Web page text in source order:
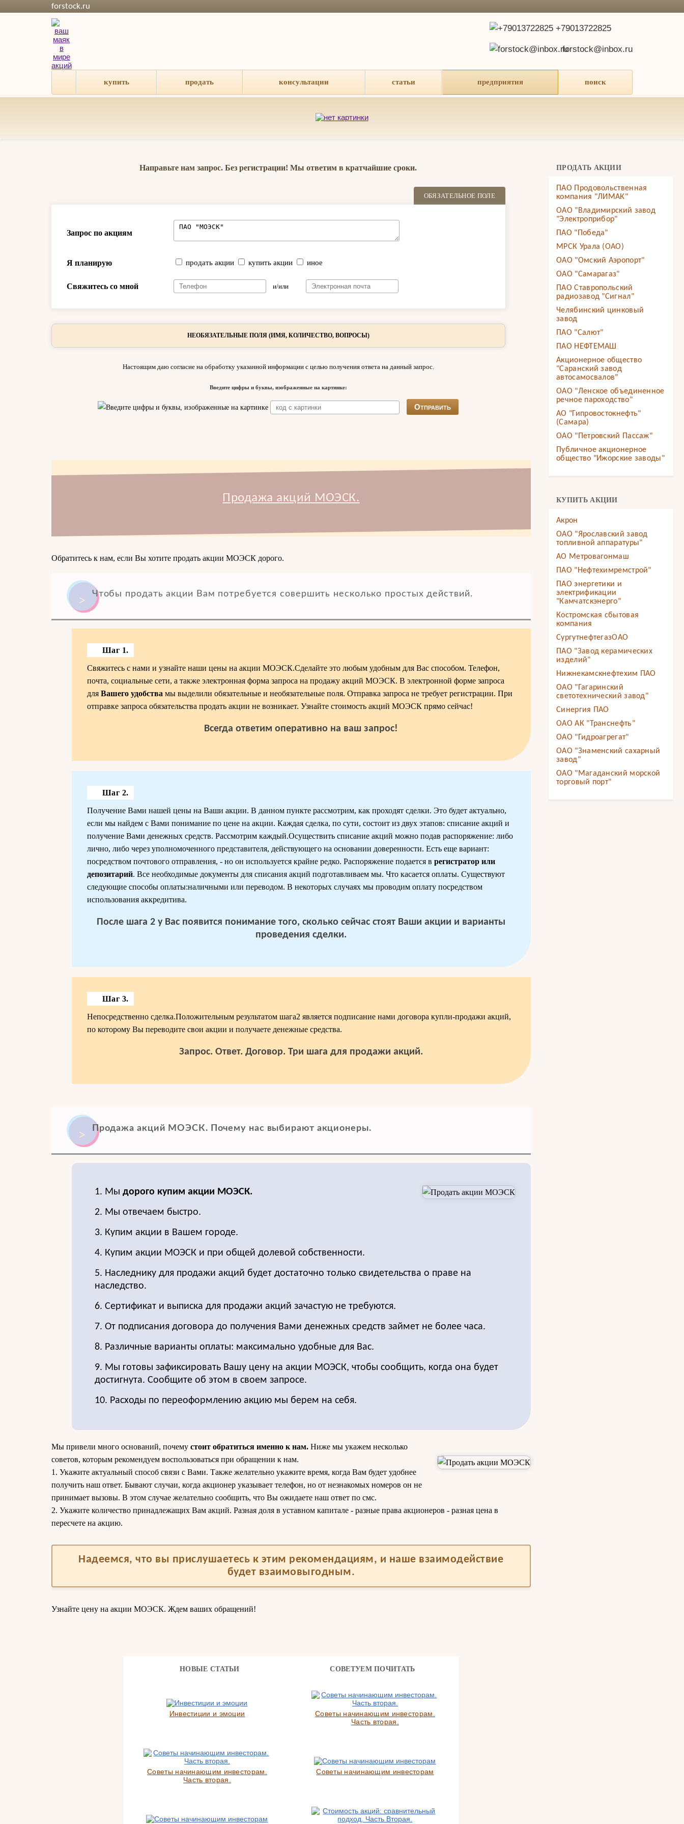
forstock.ru
+79013722825
forstock@inbox.ru
купить продать консультации статьи предприятия поиск
Направьте нам запрос. Без регистрации! Мы ответим в кратчайшие сроки.
ОБЯЗАТЕЛЬНОЕ ПОЛЕ
Запрос по акциям
Я планирую продать акции купить акции иное
Свяжитесь со мной и/или
НЕОБЯЗАТЕЛЬНЫЕ ПОЛЯ (ИМЯ, КОЛИЧЕСТВО, ВОПРОСЫ)
Настоящим даю согласие на обработку указанной информации с целью получения ответа на данный запрос.
Введите цифры и буквы, изображенные на картинке:
Продажа акций МОЭСК.
Обратитесь к нам, если Вы хотите продать акции МОЭСК дорого.
Чтобы продать акции Вам потребуется совершить несколько простых действий.
Шаг 1.
Свяжитесь с нами и узнайте наши цены на акции МОЭСК.Сделайте это любым удобным для Вас способом. Телефон,
почта, социальные сети, а также электронная форма запроса на продажу акций МОЭСК. В электронной форме запроса
для Вашего удобства мы выделили обязательные и необязательные поля. Отправка запроса не требует регистрации. При
отправке запроса обязательства продать акции не возникает. Узнайте стоимость акций МОЭСК прямо сейчас!
Всегда ответим оперативно на ваш запрос!
Шаг 2.
Получение Вами нашей цены на Ваши акции. В данном пункте рассмотрим, как проходят сделки. Это будет актуально,
если мы найдем с Вами понимание по цене на акции. Каждая сделка, по сути, состоит из двух этапов: списание акций и
получение Вами денежных средств. Рассмотрим каждый.Осуществить списание акций можно подав распоряжение: либо
лично, либо через уполномоченного представителя, действующего на основании доверенности. Есть еще вариант:
посредством почтового отправления, - но он используется крайне редко. Распоряжение подается в регистратор или
депозитарий. Все необходимые документы для списания акций подготавливаем мы. Что касается оплаты. Существуют
следующие способы оплаты:наличными или переводом. В некоторых случаях мы проводим оплату посредством
использования аккредитива.
После шага 2 у Вас появится понимание того, сколько сейчас стоят Ваши акции и варианты
проведения сделки.
Шаг 3.
Непосредственно сделка.Положительным результатом шага2 является подписание нами договора купли-продажи акций,
по которому Вы переводите свои акции и получаете денежные средства.
Запрос. Ответ. Договор. Три шага для продажи акций.
Продажа акций МОЭСК. Почему нас выбирают акционеры.
1. Мы дорого купим акции МОЭСК.
2. Мы отвечаем быстро.
3. Купим акции в Вашем городе.
4. Купим акции МОЭСК и при общей долевой собственности.
5. Наследнику для продажи акций будет достаточно только свидетельства о праве на
наследство.
6. Сертификат и выписка для продажи акций зачастую не требуются.
7. От подписания договора до получения Вами денежных средств займет не более часа.
8. Различные варианты оплаты: максимально удобные для Вас.
9. Мы готовы зафиксировать Вашу цену на акции МОЭСК, чтобы сообщить, когда она будет
достигнута. Сообщите об этом в своем запросе.
10. Расходы по переоформлению акцию мы берем на себя.
Мы привели много оснований, почему стоит обратиться именно к нам.Ниже мы укажем несколько
советов, которым рекомендуем воспользоваться при обращении к нам.
1. Укажите актуальный способ связи с Вами. Также желательно укажите время, когда Вам будет удобнее
получить наш ответ. Бывают случаи, когда акционер указывает телефон, но от незнакомых номеров он не
принимает вызовы. В этом случае желательно сообщить, что Вы ожидаете наш ответ по смс.
2. Укажите количество принадлежащих Вам акций. Разная доля в уставном капитале - разные права акционеров - разная цена в
пересчете на акцию.
Надеемся, что вы прислушаетесь к этим рекомендациям, и наше взаимодействие
будет взаимовыгодным.
Узнайте цену на акции МОЭСК. Ждем ваших обращений!
НОВЫЕ СТАТЬИ СОВЕТУЕМ ПОЧИТАТЬ
Инвестиции и эмоции
Советы начинающим инвесторам.
Часть вторая.
Советы начинающим инвесторам.
Часть вторая.
Советы начинающим инвесторам
ПРОДАТЬ АКЦИИ
ПАО Продовольственная
компания "ЛИМАК"
ОАО "Владимирский завод
"Электроприбор"
ПАО "Победа"
МРСК Урала (ОАО)
ОАО "Омский Аэропорт"
ОАО "Самарагаз"
ПАО Ставропольский
радиозавод "Сигнал"
Челябинский цинковый
завод
ПАО "Салют"
ПАО НЕФТЕМАШ
Акционерное общество
"Саранский завод
автосамосвалов"
ОАО "Ленское объединенное
речное пароходство"
АО "Гипровостокнефть"
(Самара)
ОАО "Петровский Пассаж"
Публичное акционерное
общество "Ижорские заводы"
КУПИТЬ АКЦИИ
Акрон
ОАО "Ярославский завод
топливной аппаратуры"
АО Метровагонмаш
ПАО "Нефтехимремстрой"
ПАО энергетики и
электрификации
"Камчатскэнерго"
Костромская сбытовая
компания
СургутнефтегазОАО
ПАО "Завод керамических
изделий"
Нижнекамскнефтехим ПАО
ОАО "Гагаринский
светотехнический завод"
Синергия ПАО
ОАО АК "Транснефть"
ОАО "Гидроагрегат"
ОАО "Знаменский сахарный
завод"
ОАО "Магаданский морской
торговый порт"